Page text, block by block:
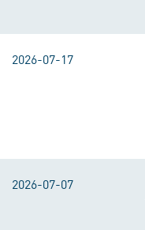
2026-07-17
2026-07-07